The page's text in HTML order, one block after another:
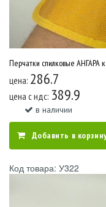
Перчатки спилковые АНГАРА
цена: 286.7
цена c ндс: 389.9
в наличии
Добавить в
Код товара: У322